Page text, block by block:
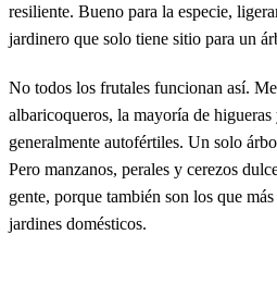
resiliente. Bueno para la especie,
jardinero que solo tiene sitio para un
No todos los frutales funcionan así.
albaricoqueros, la mayoría de higueras
generalmente autofértiles. Un solo
Pero manzanos, perales y cerezos
gente, porque también son los que
jardines domésticos.